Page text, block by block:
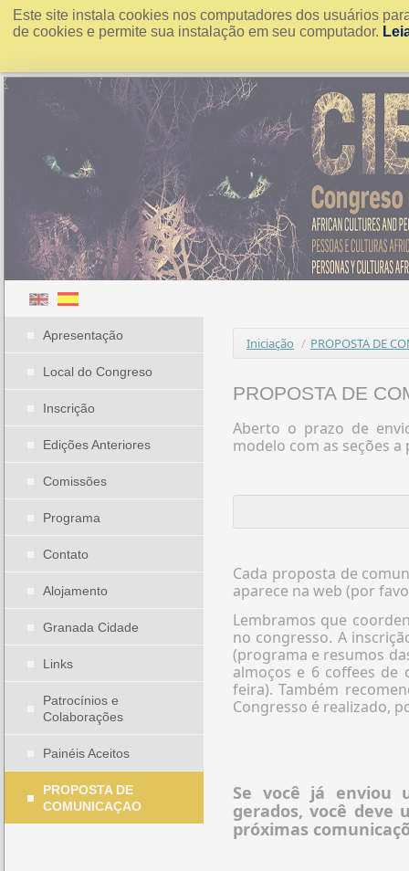
Este site instala cookies nos computadores dos usuários
de cookies e permite sua instalação em seu computador.
Apresentação
Local do Congreso
Inscrição
Edições Anteriores
Comissões
Programa
Contato
Alojamento
Granada Cidade
Links
Patrocínios e
Colaborações
Painéis Aceitos
PROPOSTA DE
COMUNICAÇAO
Iniciação / PROPOSTA DE
PROPOSTA DE
Aberto o prazo de
modelo com as seções
Cada proposta de
aparece na web (por
Lembramos que
no congresso. A
(programa e resumos
almoços e 6 coffees de
feira). Também
Congresso é realizado,
Se você já enviou
gerados, você deve
próximas